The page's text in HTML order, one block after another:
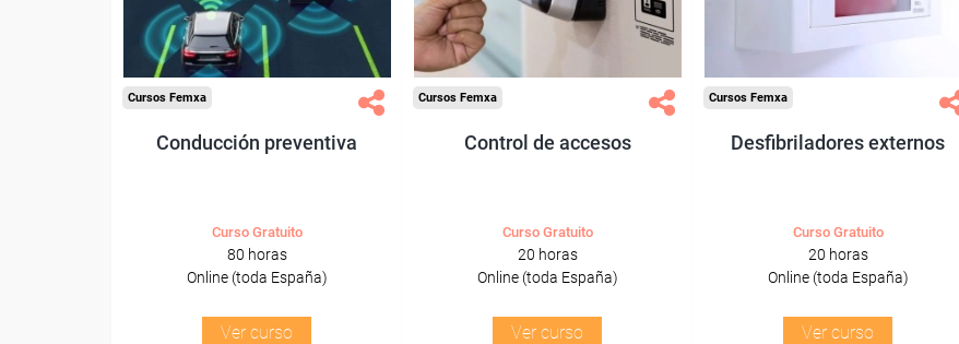
-Otros Servicios.
Cursos Femxa
Conducción preventiva
Curso Gratuito
80 horas
Online (toda España)
Ver curso
-Otros Servicios.
Cursos Femxa
Control de accesos
Curso Gratuito
20 horas
Online (toda España)
Ver curso
-Otros Servicios.
Cursos Femxa
Desfibriladores externos
Curso Gratuito
20 horas
Online (toda España)
Ver curso